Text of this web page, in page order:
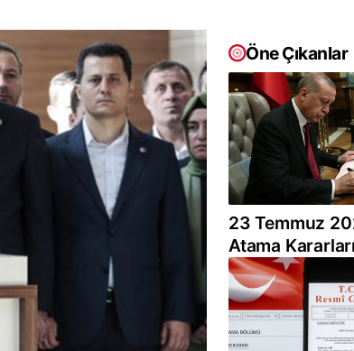
Öne Çıkanlar
23 Temmuz
Atama